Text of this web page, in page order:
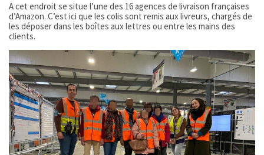
A cet endroit se situe l’une des 16 agences de livraison françaises
d’Amazon. C’est ici que les colis sont remis aux livreurs, chargés de
les déposer dans les boîtes aux lettres ou entre les mains des
clients.